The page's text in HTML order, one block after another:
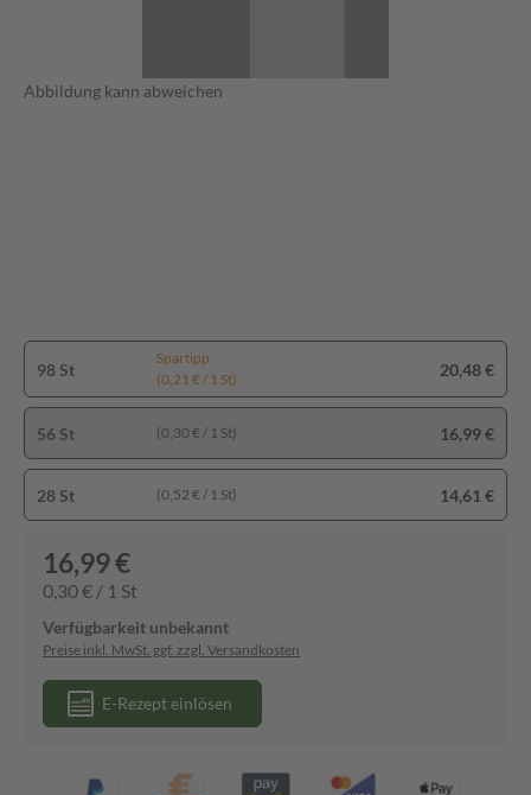
Abbildung kann abweichen
98 St
Spartipp
(0,21 € / 1 St)
20,48 €
56 St (0,30 € / 1 St) 16,99 €
28 St (0,52 € / 1 St) 14,61 €
16,99 €
0,30 € / 1 St
Verfügbarkeit unbekannt
Preise inkl. MwSt. ggf. zzgl. Versandkosten
E-Rezept einlösen